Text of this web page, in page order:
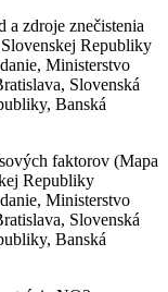
zdroje znečistenia
Republiky
Ministerstvo
Slovenská
Banská
faktorov (Mapa
Republiky
Ministerstvo
Slovenská
Banská